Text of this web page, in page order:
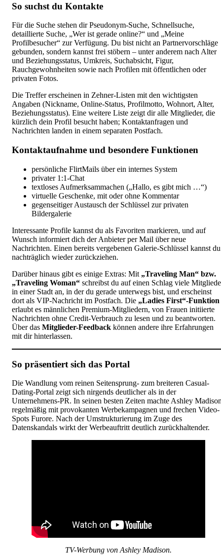
So suchst du Kontakte
Für die Suche stehen dir Pseudonym-Suche, Schnellsuche,
detaillierte Suche, „Wer ist gerade online?“ und „Meine
Profilbesucher“ zur Verfügung. Du bist nicht an Partnervorschläge
gebunden, sondern kannst frei stöbern – unter anderem nach Alter
und Beziehungsstatus, Umkreis, Suchabsicht, Figur,
Rauchgewohnheiten sowie nach Profilen mit öffentlichen oder
privaten Fotos.
Die Treffer erscheinen in Zehner-Listen mit den wichtigsten
Angaben (Nickname, Online-Status, Profilmotto, Wohnort, Alter,
Beziehungsstatus). Eine weitere Liste zeigt dir alle Mitglieder, die
kürzlich dein Profil besucht haben; Kontaktanfragen und
Nachrichten landen in einem separaten Postfach.
Kontaktaufnahme und besondere Funktionen
persönliche FlirtMails über ein internes System
privater 1:1-Chat
textloses Aufmerksammachen („Hallo, es gibt mich …“)
virtuelle Geschenke, mit oder ohne Kommentar
gegenseitiger Austausch der Schlüssel zur privaten
Bildergalerie
Interessante Profile kannst du als Favoriten markieren, und auf
Wunsch informiert dich der Anbieter per Mail über neue
Nachrichten. Einen bereits vergebenen Galerie-Schlüssel kannst du
nachträglich wieder zurückziehen.
Darüber hinaus gibt es einige Extras: Mit „Traveling Man“ bzw.
„Traveling Woman“ schreibst du auf einen Schlag viele
in einer Stadt an, in der du gerade unterwegs bist, und erscheinst
dort als VIP-Nachricht im Postfach. Die „Ladies First“-Funktion
erlaubt es männlichen Premium-Mitgliedern, von Frauen initiierte
Nachrichten ohne Credit-Verbrauch zu lesen und zu beantworten.
Über das Mitglieder-Feedback können andere ihre Erfahrungen
mit dir hinterlassen.
So präsentiert sich das Portal
Die Wandlung vom reinen Seitensprung- zum breiteren Casual-
Dating-Portal zeigt sich nirgends deutlicher als in der
Unternehmens-PR. In seinen besten Zeiten machte Ashley
regelmäßig mit provokanten Werbekampagnen und frechen Video-
Spots Furore. Nach der Umstrukturierung im Zuge des
Datenskandals wirkt der Werbeauftritt deutlich zurückhaltender.
TV-Werbung von Ashley Madison.